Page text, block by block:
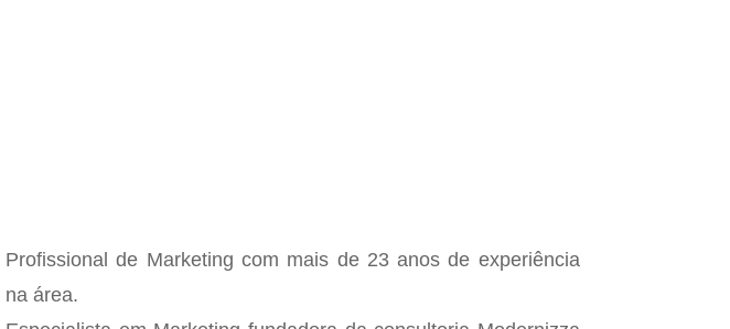
Profissional de Marketing com mais de 23 anos de experiência
na área.